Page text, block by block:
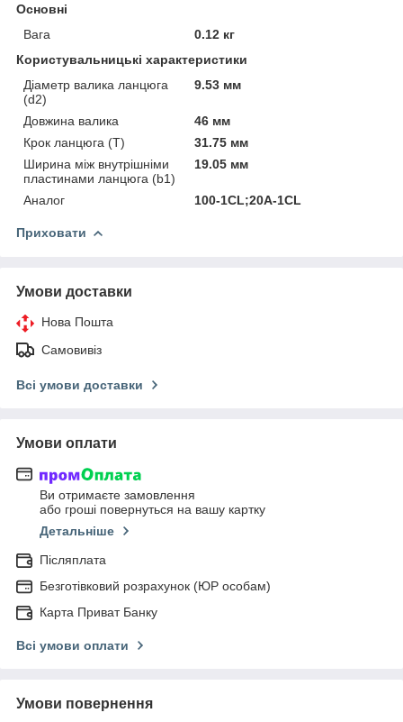
Основні
Вага
0.12 кг
Користувальницькі характеристики
Діаметр валика ланцюга
(d2)
9.53 мм
Довжина валика
46 мм
Крок ланцюга (T)
31.75 мм
Ширина між внутрішніми
пластинами ланцюга (b1)
19.05 мм
Аналог 100-1CL;20A-1CL
Приховати
Умови доставки
Нова Пошта
Самовивіз
Всі умови доставки
Умови оплати
Ви отримаєте замовлення
або гроші повернуться на вашу картку
Детальніше
Післяплата
Безготівковий розрахунок (ЮР особам)
Карта Приват Банку
Всі умови оплати
Умови повернення